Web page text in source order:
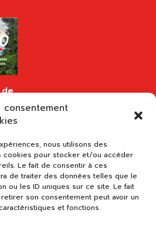
consentement
nous utilisons des
cookies pour stocker et/ou accéder
Le fait de consentir à ces
de traiter des données telles que le
ou les ID uniques sur ce site. Le fait
son consentement peut avoir un
et fonctions.
de